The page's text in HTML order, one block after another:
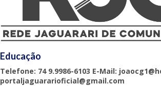
Educação
Telefone: 74 9.9986-6103 E-Mail:
portaljaguararioficial@gmail.com